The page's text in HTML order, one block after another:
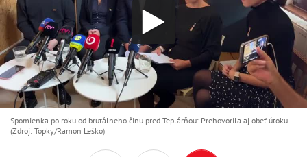
Spomienka po roku od brutálneho činu pred Teplárňou: Prehovorila aj obeť útoku
(Zdroj: Topky/Ramon Leško)